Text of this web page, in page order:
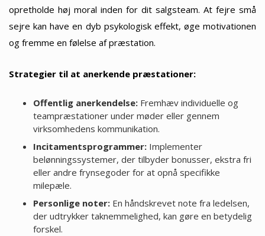
opretholde høj moral inden for dit salgsteam. At fejre små
sejre kan have en dyb psykologisk effekt, øge motivationen
og fremme en følelse af præstation.
Strategier til at anerkende præstationer:
Offentlig anerkendelse:Fremhæv individuelle og
teampræstationer under møder eller gennem
virksomhedens kommunikation.
Incitamentsprogrammer:Implementer
belønningssystemer, der tilbyder bonusser, ekstra fri
eller andre frynsegoder for at opnå specifikke
milepæle.
Personlige noter:En håndskrevet note fra ledelsen,
der udtrykker taknemmelighed, kan gøre en betydelig
forskel.